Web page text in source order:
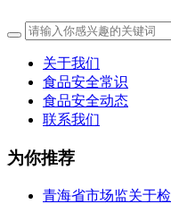
关于我们
食品安全常识
食品安全动态
联系我们
为你推荐
青海省市场监关于